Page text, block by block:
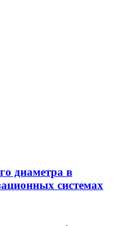
диаметра в
системах